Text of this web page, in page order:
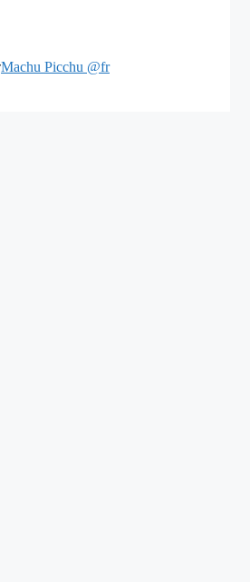
Machu Picchu @fr